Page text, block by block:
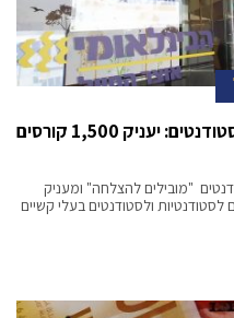
הבנק הבינלאומי בתכנית מלגות לסטודנטים: יעניק 1,500 קורסים
"מובילים להצלחה" ומעניק
קורסים אקדמיים לסטודנטיות ולסטודנטים בעלי קשיים